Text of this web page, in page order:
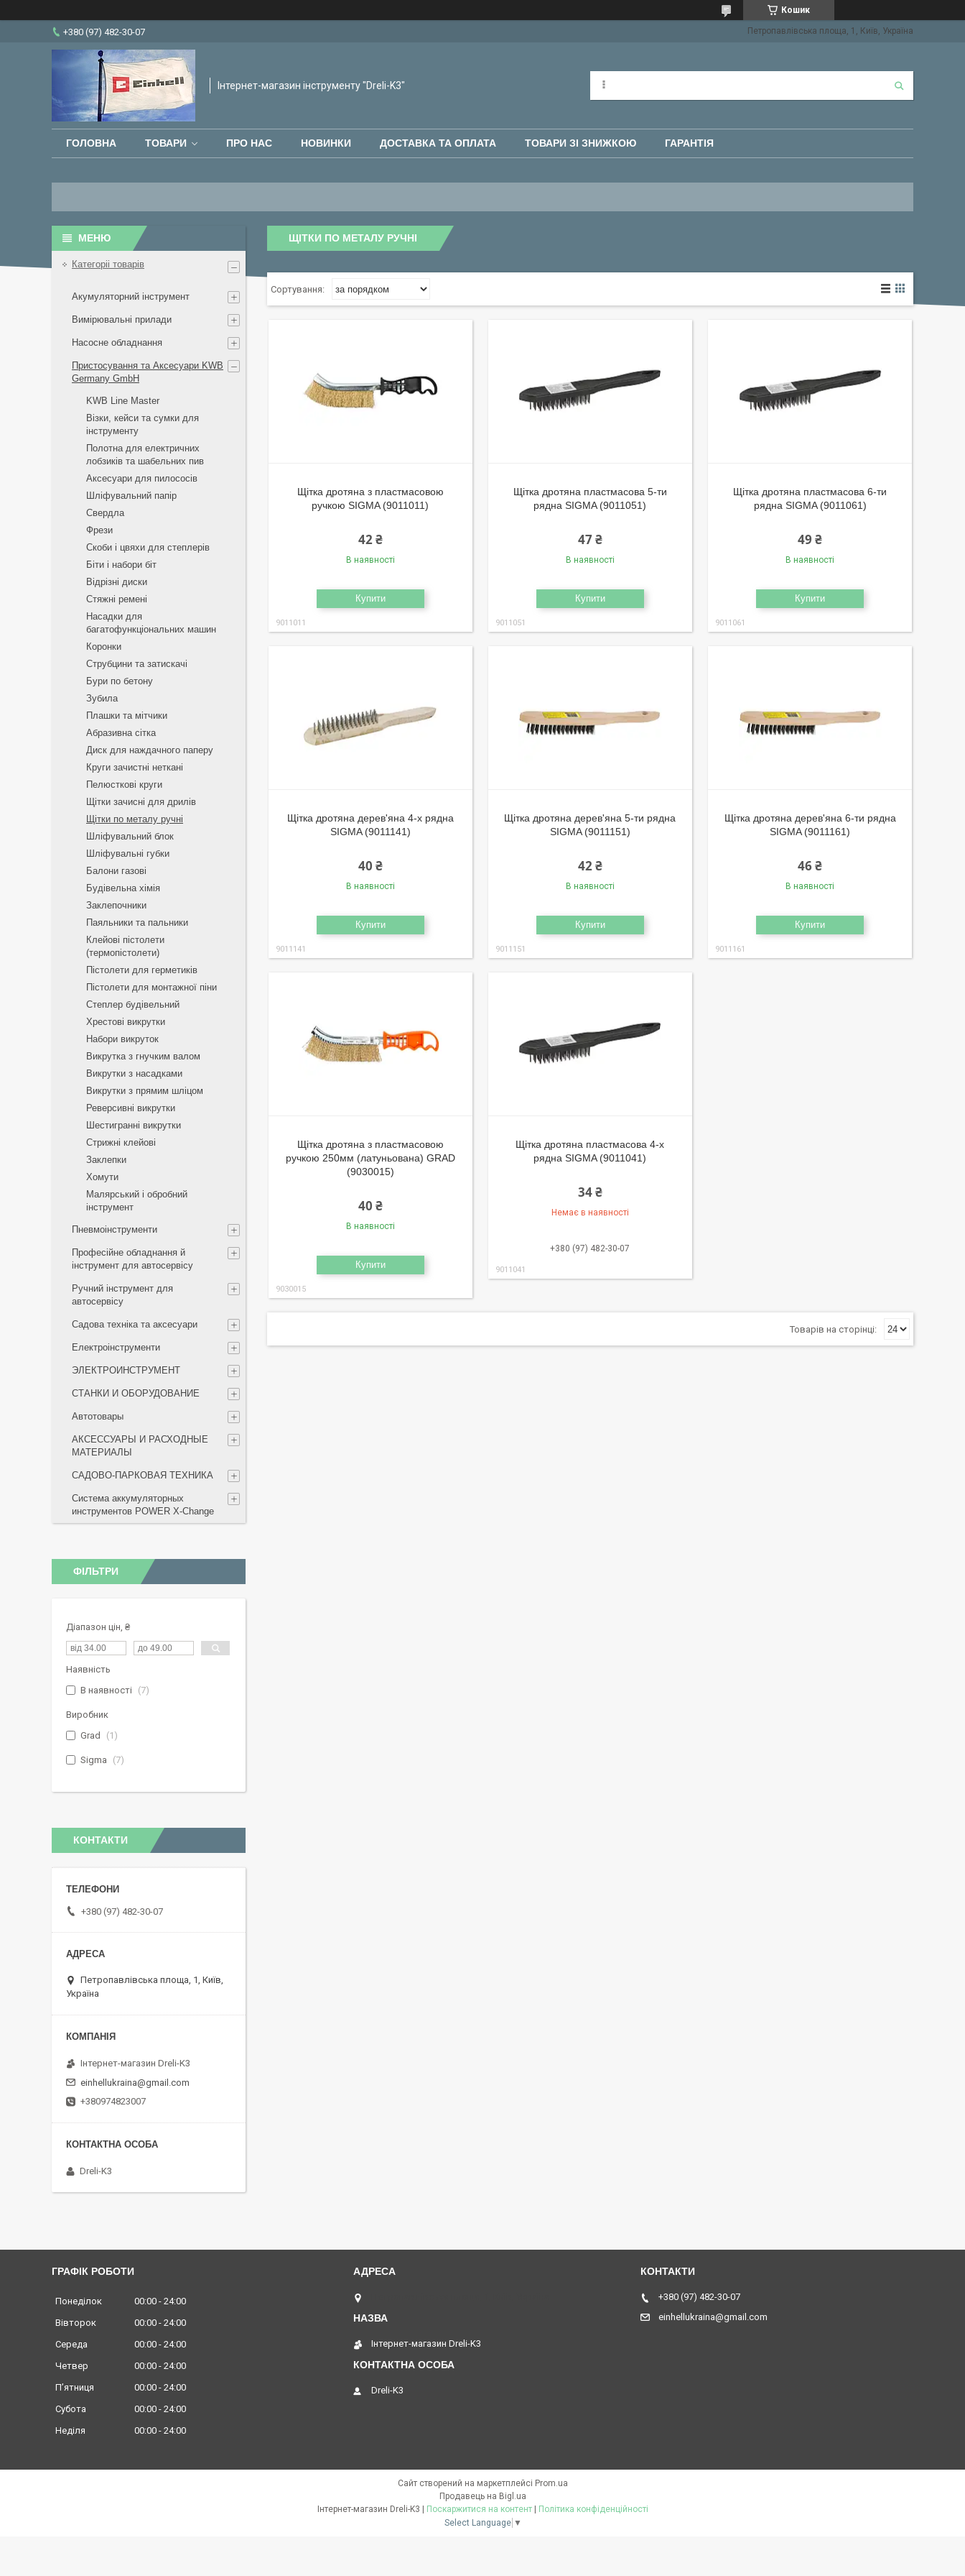
Кошик
+380 (97) 482-30-07 Петропавлівська площа, 1, Київ, Україна
Інтернет-магазин інструменту "Dreli-K3"
ГОЛОВНА ТОВАРИ ПРО НАС НОВИНКИ ДОСТАВКА ТА ОПЛАТА ТОВАРИ ЗІ ЗНИЖКОЮ ГАРАНТІЯ
ЩІТКИ ПО МЕТАЛУ РУЧНІ
Щітка дротяна з пластмасовою
ручкою SIGMA (9011011)
42 ₴
В наявності
Купити
9011011
Щітка дротяна пластмасова 5-ти
рядна SIGMA (9011051)
47 ₴
В наявності
Купити
9011051
Щітка дротяна пластмасова 6-ти
рядна SIGMA (9011061)
49 ₴
В наявності
Купити
9011061
Щітка дротяна дерев'яна 4-х рядна
SIGMA (9011141)
40 ₴
В наявності
Купити
9011141
Щітка дротяна дерев'яна 5-ти рядна
SIGMA (9011151)
42 ₴
В наявності
Купити
9011151
Щітка дротяна дерев'яна 6-ти рядна
SIGMA (9011161)
46 ₴
В наявності
Купити
9011161
Щітка дротяна з пластмасовою
ручкою 250мм (латуньована) GRAD
(9030015)
40 ₴
В наявності
Купити
9030015
Щітка дротяна пластмасова 4-х
рядна SIGMA (9011041)
34 ₴
Немає в наявності
+380 (97) 482-30-07
9011041
Категоріі товарів
Акумуляторний інструмент
Вимірювальні прилади
Насосне обладнання
Пристосування та Аксесуари KWB
Germany GmbH
KWB Line Master
Візки, кейси та сумки для
інструменту
Полотна для електричних
лобзиків та шабельних пив
Аксесуари для пилососів
Шліфувальний папір
Свердла
Фрези
Скоби і цвяхи для степлерів
Біти і набори біт
Відрізні диски
Стяжні ремені
Насадки для
багатофункціональних машин
Коронки
Струбцини та затискачі
Бури по бетону
Зубила
Плашки та мітчики
Абразивна сітка
Диск для наждачного паперу
Круги зачистні неткані
Пелюсткові круги
Щітки зачисні для дрилів
Щітки по металу ручні
Шліфувальний блок
Шліфувальні губки
Балони газові
Будівельна хімія
Заклепочники
Паяльники та пальники
Клейові пістолети
(термопістолети)
Пістолети для герметиків
Пістолети для монтажної піни
Степлер будівельний
Хрестові викрутки
Набори викруток
Викрутка з гнучким валом
Викрутки з насадками
Викрутки з прямим шліцом
Реверсивні викрутки
Шестигранні викрутки
Стрижні клейові
Заклепки
Хомути
Малярський і обробний
інструмент
Пневмоінструменти
Професійне обладнання й
інструмент для автосервісу
Ручний інструмент для
автосервісу
Садова техніка та аксесуари
Електроінструменти
ЭЛЕКТРОИНСТРУМЕНТ
СТАНКИ И ОБОРУДОВАНИЕ
Автотовары
АКСЕССУАРЫ И РАСХОДНЫЕ
МАТЕРИАЛЫ
САДОВО-ПАРКОВАЯ ТЕХНИКА
Система аккумуляторных
инструментов POWER X-Change
ФІЛЬТРИ
Діапазон цін, ₴
Наявність
В наявності
7
Виробник
Grad
1
Sigma 7
КОНТАКТИ
+380 (97) 482-30-07
Петропавлівська площа, 1, Київ,
Україна
Інтернет-магазин Dreli-K3
einhellukraina@gmail.com
+380974823007
Dreli-K3
ГРАФІК РОБОТИ
Понеділок 00:00
24:00
Вівторок
00:00
24:00
Середа
00:00
24:00
Четвер
00:00
24:00
Пʼятниця
00:00
24:00
Субота
00:00
24:00
Неділя
00:00 24:00
Інтернет-магазин Dreli-K3
Dreli-K3
+380 (97) 482-30-07
einhellukraina@gmail.com
Сайт створений на маркетплейсі Prom.ua
Продавець на Bigl.ua
Інтернет-магазин Dreli-K3 | Поскаржитися на контент | Політика конфіденційності
Select Language ▼